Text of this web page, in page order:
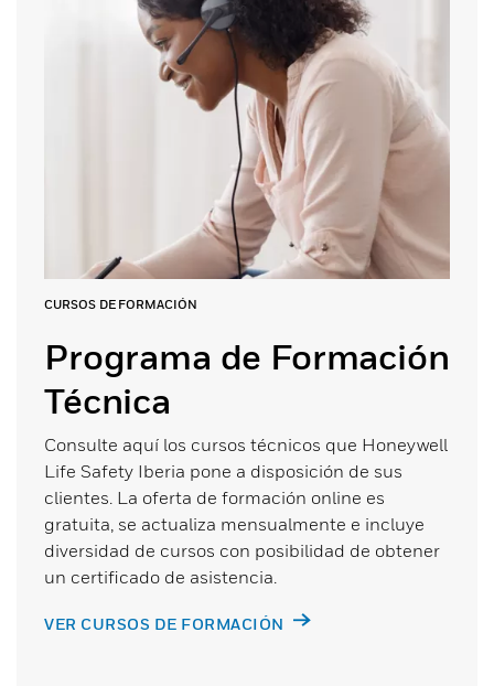
CURSOS DE FORMACIÓN
Programa de Formación
Técnica
Consulte aquí los cursos técnicos que Honeywell
Life Safety Iberia pone a disposición de sus
clientes. La oferta de formación online es
gratuita, se actualiza mensualmente e incluye
diversidad de cursos con posibilidad de obtener
un certificado de asistencia.
VER CURSOS DE FORMACIÓN